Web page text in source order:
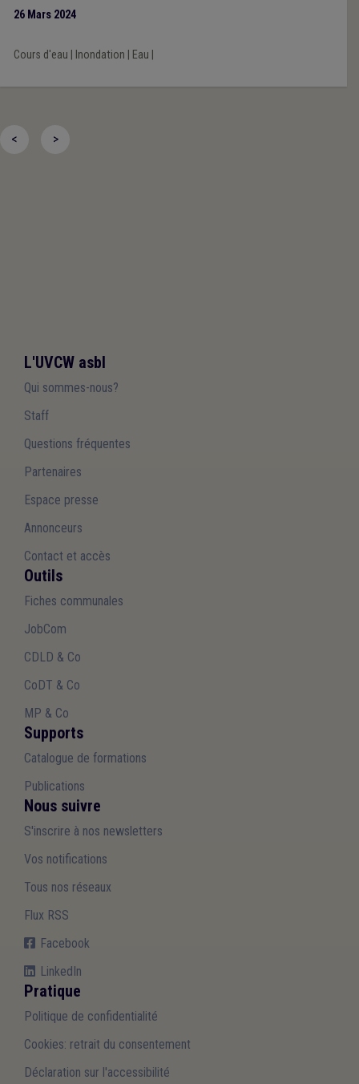
26 Mars 2024
Cours d'eau Inondation Eau
< >
L'UVCW asbl
Qui sommes-nous?
Staff
Questions fréquentes
Partenaires
Espace presse
Annonceurs
Contact et accès
Outils
Fiches communales
JobCom
CDLD & Co
CoDT & Co
MP & Co
Supports
Catalogue de formations
Publications
Nous suivre
S'inscrire à nos newsletters
Vos notifications
Tous nos réseaux
Flux RSS
Facebook
LinkedIn
Pratique
Politique de confidentialité
Cookies: retrait du consentement
Déclaration sur l'accessibilité